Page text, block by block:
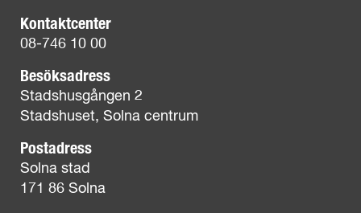
Kontaktcenter
08-746 10 00
Besöksadress
Stadshusgången 2
Stadshuset, Solna centrum
Postadress
Solna stad
171 86 Solna